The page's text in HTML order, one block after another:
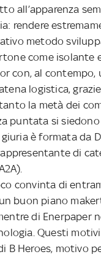
all’apparenza
rendere
metodo
come isolante
con, al contempo,
logistica,
la metà dei
puntata si
è formata da
di
convinta di
buon piano
di Enerpaper
Questi
B Heroes, motivo